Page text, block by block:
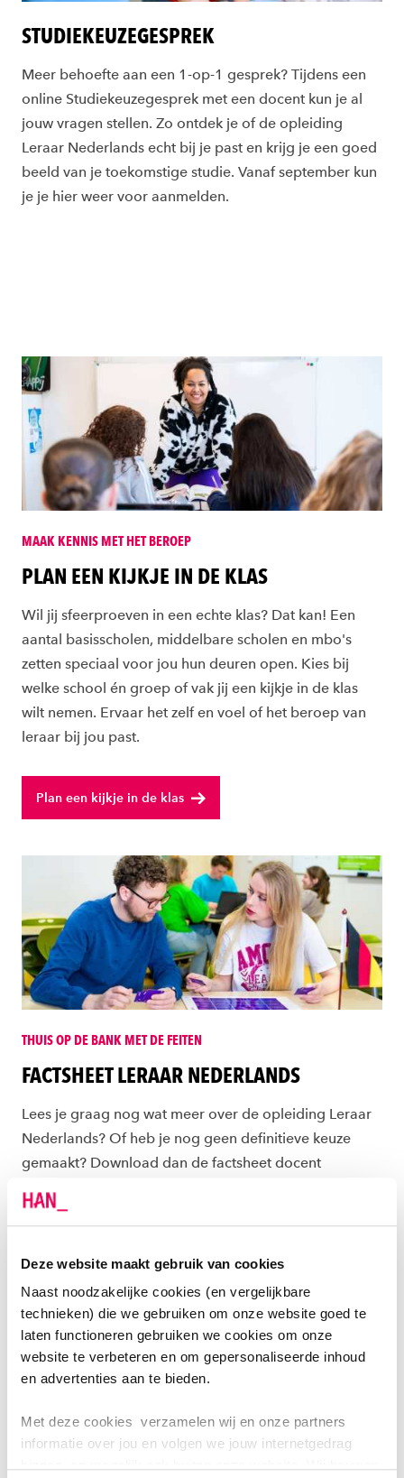
Deze website maakt gebruik van cookies
Naast noodzakelijke cookies (en vergelijkbare
technieken) die we gebruiken om onze website goed te
laten functioneren gebruiken we cookies om onze
website te verbeteren en om gepersonaliseerde inhoud
en advertenties aan te bieden.
Met deze cookies verzamelen wij en onze partners
informatie over jou en volgen we jouw internetgedrag
STUDIEKEUZEGESPREK
Meer behoefte aan een 1-op-1 gesprek? Tijdens een
online Studiekeuzegesprek met een docent kun je al
jouw vragen stellen. Zo ontdek je of de opleiding
Leraar Nederlands echt bij je past en krijg je een goed
beeld van je toekomstige studie. Vanaf september kun
je je hier weer voor aanmelden.
MAAK KENNIS MET HET BEROEP
PLAN EEN KIJKJE IN DE KLAS
Wil jij sfeerproeven in een echte klas? Dat kan! Een
aantal basisscholen, middelbare scholen en mbo's
zetten speciaal voor jou hun deuren open. Kies bij
welke school én groep of vak jij een kijkje in de klas
wilt nemen. Ervaar het zelf en voel of het beroep van
leraar bij jou past.
Plan een kijkje in de klas
THUIS OP DE BANK MET DE FEITEN
FACTSHEET LERAAR NEDERLANDS
Lees je graag nog wat meer over de opleiding Leraar
Nederlands? Of heb je nog geen definitieve keuze
gemaakt? Download dan de factsheet docent
compact overzicht van de studie;
voorbeeld van een lesrooster;
praktische info over aanmelden en selectie;
Download de factsheet Lerarenopleiding
Nederlands